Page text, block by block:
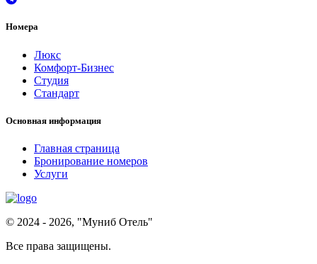
Номера
Люкс
Комфорт-Бизнес
Студия
Стандарт
Основная информация
Главная страница
Бронирование номеров
Услуги
© 2024 - 2026, "Муниб Отель"
Все права защищены.